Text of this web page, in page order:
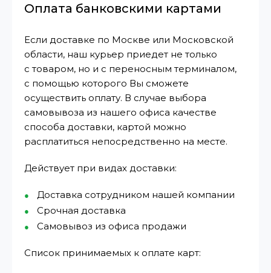
Оплата банковскими картами
Если доставке по Москве или Московской
области, наш курьер приедет не только
с товаром, но и с переносным терминалом,
с помощью которого Вы сможете
осуществить оплату. В случае выбора
самовывоза из нашего офиса качестве
способа доставки, картой можно
расплатиться непосредственно на месте.
Действует при видах доставки:
Доставка сотрудником нашей компании
Срочная доставка
Самовывоз из офиса продажи
Список принимаемых к оплате карт: